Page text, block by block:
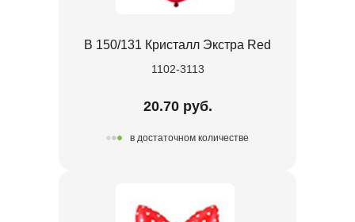
В 150/131 Кристалл Экстра Red
1102-3113
20.70 руб.
в достаточном количестве